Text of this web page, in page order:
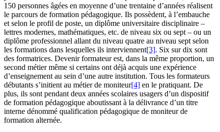
150 personnes âgées en moyenne d’une trentaine d’années réalisent
le parcours de formation pédagogique. Ils possèdent, à l’embauche
et selon le profil de poste, un diplôme universitaire disciplinaire –
lettres modernes, mathématiques, etc. de niveau six ou sept – ou un
diplôme professionnel allant du niveau quatre au niveau sept selon
les formations dans lesquelles ils interviennent[3]. Six sur dix sont
des formatrices. Devenir formateur est, dans la même proportion, un
second métier même si certains ont déjà acquis une expérience
d’enseignement au sein d’une autre institution. Tous les formateurs
débutants s’initient au métier de moniteur[4] en le pratiquant. De
plus, ils sont pendant deux années scolaires usagers d’un dispositif
de formation pédagogique aboutissant à la délivrance d’un titre
interne dénommé qualification pédagogique de moniteur de
formation alternée.